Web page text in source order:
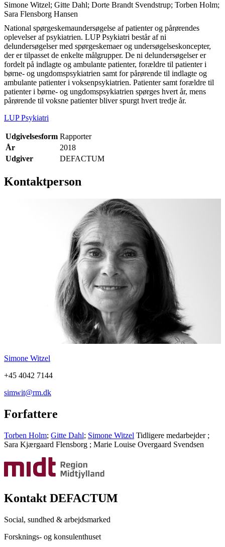
Simone Witzel; Gitte Dahl; Dorte Brandt Svendstrup; Torben Holm;
Sara Flensborg Hansen
National spørgeskemaundersøgelse af patienter og pårørendes
oplevelser af psykiatrien. LUP Psykiatri består af ni
delundersøgelser med spørgeskemaer og undersøgelseskoncepter,
der er tilpasset de enkelte målgrupper. De ni delundersøgelser er
fordelt på indlagte og ambulante patienter, forældre til patienter i
børne- og ungdomspsykiatrien samt for pårørende til indlagte og
ambulante patienter i voksenpsykiatrien. Patienter samt forældre til
patienter i børne- og ungdomspsykiatrien spørges hvert år, mens
pårørende til voksne patienter bliver spurgt hvert tredje år.
LUP Psykiatri
Udgivelsesform Rapporter
År
2018
Udgiver
DEFACTUM
Kontaktperson
Simone Witzel
+45 4042 7144
simwit@rm.dk
Forfattere
Torben Holm; Gitte Dahl; Simone Witzel Tidligere medarbejder ;
Sara Kjærgaard Flensborg ; Marie Louise Overgaard Svendsen
Kontakt DEFACTUM
Social, sundhed & arbejdsmarked
Forsknings- og konsulenthuset